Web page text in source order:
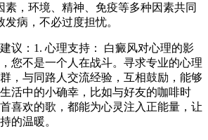
素，环境、精神、免疫等多种因素共同
病，不必过度担忧。
议：1. 心理支持： 白癜风对心理的影
您不是一个人在战斗。寻求专业的心理
，与同路人交流经验，互相鼓励，能够
活中的小确幸，比如与好友的咖啡时
喜欢的歌，都能为心灵注入正能量，让
的温暖。